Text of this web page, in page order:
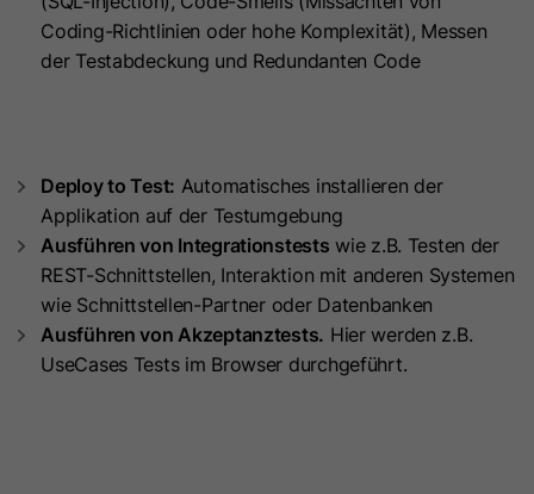
Coding-Richtlinien oder hohe Komplexität), Messen
der Testabdeckung und Redundanten Code
Deploy to Test: Automatisches installieren der
Applikation auf der Testumgebung
Ausführen von Integrationstests wie z.B. Testen der
REST-Schnittstellen, Interaktion mit anderen Systemen
wie Schnittstellen-Partner oder Datenbanken
Ausführen von Akzeptanztests. Hier werden z.B.
UseCases Tests im Browser durchgeführt.
Zweck
Verwendung von nicht zwingend
erforderlichen Cookies gespeichert.
Anbieter LinkedIn
Laufzeit 6 Monate
Dieses Cookie wird als temporärer
Cache verwendet, um
Datenbankabfragen zur Einwilligung
Name __hstc
Zweck
Das Haupt-Cookie für das Besucher-
Tracking. Es enthält die Domain, das
Benutzertoken (utk), den ersten
Zeitstempel (des ersten Besuchs),
den letzten Zeitstempel (des letzten
Besuchs), den aktuellen Zeitstempel
(für diesen Besuch) und die